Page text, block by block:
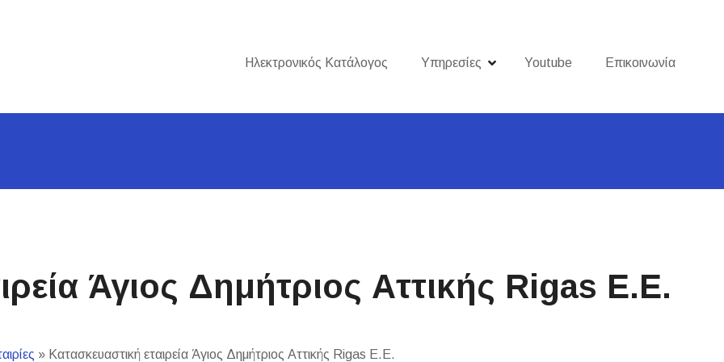
Ηλεκτρονικός Κατάλογος Υπηρεσίες Youtube Επικοινωνία
Άγιος Δημήτριος Αττικής Rigas Ε.Ε.
» Κατασκευαστική εταιρεία Άγιος Δημήτριος Αττικής Rigas Ε.Ε.